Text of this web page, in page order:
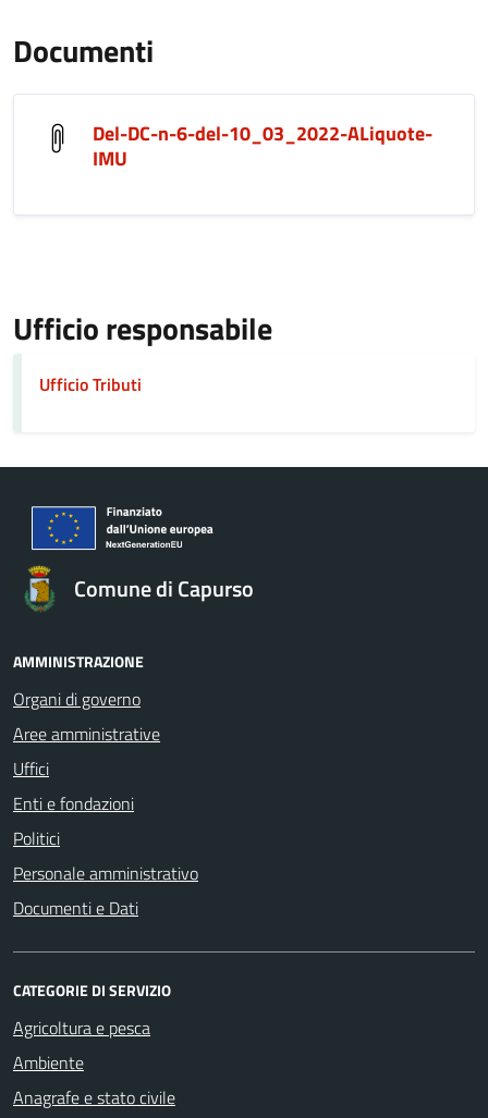
Documenti
Del-DC-n-6-del-10_03_2022-ALiquote-
IMU
Ufficio responsabile
Ufficio Tributi
Comune di Capurso
AMMINISTRAZIONE
Organi di governo
Aree amministrative
Uffici
Enti e fondazioni
Politici
Personale amministrativo
Documenti e Dati
CATEGORIE DI SERVIZIO
Agricoltura e pesca
Ambiente
Anagrafe e stato civile